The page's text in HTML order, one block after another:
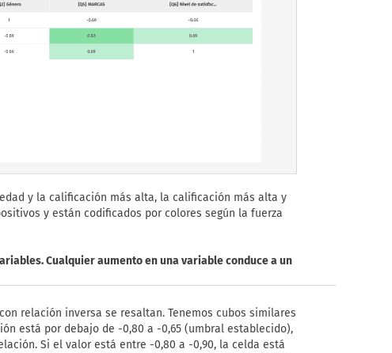
y la calificación más alta, la calificación más alta y
y están codificados por colores según la fuerza
Cualquier aumento en una variable conduce a un
relación inversa se resaltan. Tenemos cubos similares
está por debajo de -0,80 a -0,65 (umbral establecido),
Si el valor está entre -0,80 a -0,90, la celda está